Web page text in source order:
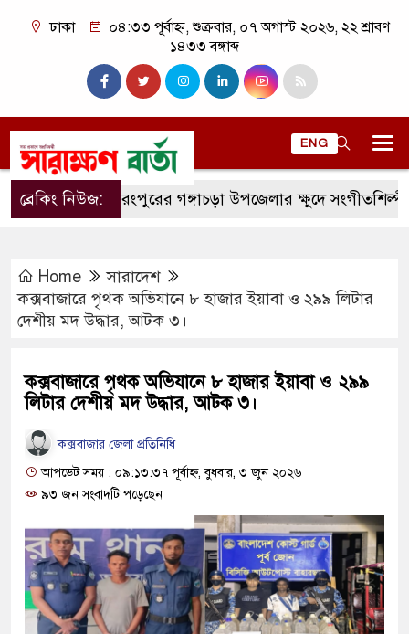
ঢাকা
০৪:৩৩ পূর্বাহ্ন, শুক্রবার, ০৭ অগাস্ট ২০২৬, ২২ শ্রাবণ
১৪৩৩ বঙ্গাব্দ
ENG
ব্রেকিং নিউজ:রংপুরের গঙ্গাচড়া উপজেলার ক্ষুদে সংগীতশিল্পী
Home
সারাদেশ
কক্সবাজারে পৃথক অভিযানে ৮ হাজার ইয়াবা ও ২৯৯ লিটার
দেশীয় মদ উদ্ধার, আটক ৩।
কক্সবাজারে পৃথক অভিযানে ৮ হাজার ইয়াবা ও ২৯৯
লিটার দেশীয় মদ উদ্ধার, আটক ৩।
কক্সবাজার জেলা প্রতিনিধি
আপডেট সময় : ০৯:১৩:৩৭ পূর্বাহ্ন, বুধবার, ৩ জুন ২০২৬
৯৩ জন সংবাদটি পড়েছেন